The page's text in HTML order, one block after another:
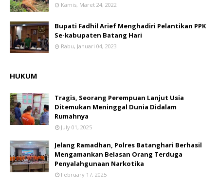
Kamis, Maret 24, 2022
Bupati Fadhil Arief Menghadiri Pelantikan PPK
Se-kabupaten Batang Hari
Rabu, Januari 04, 2023
HUKUM
Tragis, Seorang Perempuan Lanjut Usia
Ditemukan Meninggal Dunia Didalam
Rumahnya
July 01, 2025
Jelang Ramadhan, Polres Batanghari Berhasil
Mengamankan Belasan Orang Terduga
Penyalahgunaan Narkotika
February 17, 2025